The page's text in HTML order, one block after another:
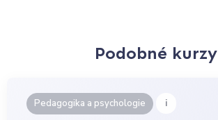
Podobné kurzy
Pedagogika a psychologie i